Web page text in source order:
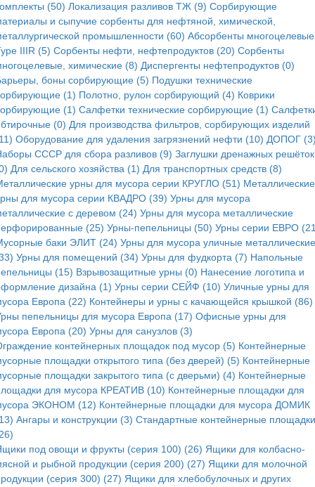
(50) Локализация разливов ТЖ (9) Сорбирующие
и сыпучие сорбенты для нефтяной, химической,
промышленности (60) Абсорбенты многоцелевые
IIIR (5) Cорбенты нефти, нефтепродуктов (20) Сорбенты
химические (8) Диспергенты нефтепродуктов (0)
боны сорбирующие (5) Подушки технические
(1) Полотно, рулон сорбирующий (4) Коврики
(1) Салфетки технические сорбирующие (1)
(0) Для производства фильтров, сорбирующих изделий
Оборудование для удаления загрязнений нефти (10) ДОПОГ
СССР для сбора разливов (9) Заглушки дренажных решёток
Для сельского хозяйства (1) Для транспортных средств (8)
урны для мусора серии КРУГЛО (51) Металлические
для мусора серии КВАДРО (39) Урны для мусора
с деревом (24) Урны для мусора металлические
(25) Урны-пепельницы (50) Урны серии ЕВРО
баки ЭЛИТ (24) Урны для мусора уличные металлические
Урны для помещений (34) Урны для фудкорта (7) Напольные
(15) Взрывозащитные урны (0) Нанесение логотипа и
дизайна (1) Урны серии СЕЙФ (10) Уличные урны для
Европа (22) Контейнеры и урны с качающейся крышкой (86)
пепельницы для мусора Европа (17) Офисные урны для
Европа (20) Урны для санузлов (3)
контейнерных площадок под мусор (5) Контейнерные
площадки открытого типа (без дверей) (5) Контейнерные
площадки закрытого типа (с дверьми) (4) Контейнерные
для мусора КРЕАТИВ (10) Контейнерные площадки для
ЭКОНОМ (12) Контейнерные площадки для мусора ДОМИК
Ангары и конструкции (3) Стандартные контейнерные площадки
под овощи и фрукты (серия 100) (26) Ящики для колбасно-
и рыбной продукции (серия 200) (27) Ящики для молочной
(серия 300) (27) Ящики для хлебобулочных и других